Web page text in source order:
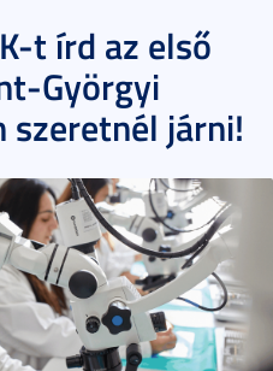
t írd az első
Györgyi
szeretnél járni!